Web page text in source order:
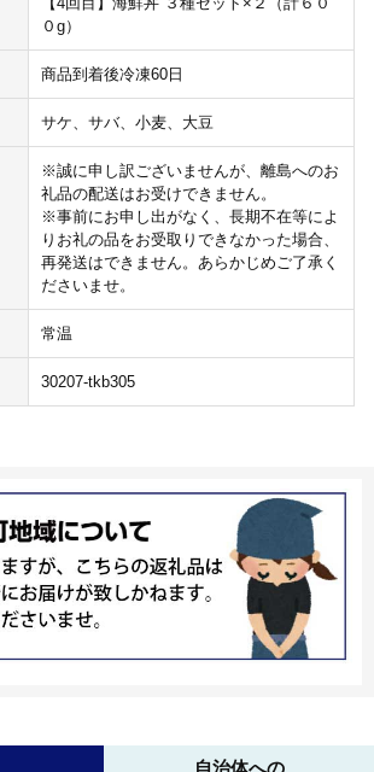
０g）
商品到着後冷凍60日
サケ、サバ、小麦、大豆
※誠に申し訳ございませんが、離島へのお
礼品の配送はお受けできません。
※事前にお申し出がなく、長期不在等によ
りお礼の品をお受取りできなかった場合、
再発送はできません。あらかじめご了承く
ださいませ。
常温
30207-tkb305